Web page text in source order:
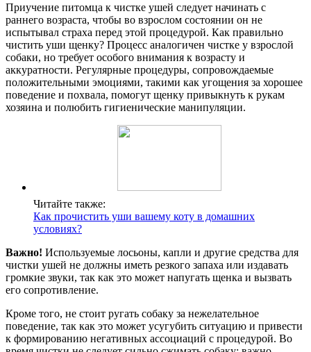
Приучение питомца к чистке ушей следует начинать с
раннего возраста, чтобы во взрослом состоянии он не
испытывал страха перед этой процедурой. Как правильно
чистить уши щенку? Процесс аналогичен чистке у взрослой
собаки, но требует особого внимания к возрасту и
аккуратности. Регулярные процедуры, сопровождаемые
положительными эмоциями, такими как угощения за хорошее
поведение и похвала, помогут щенку привыкнуть к рукам
хозяина и полюбить гигиенические манипуляции.
Читайте также:
Как прочистить уши вашему коту в домашних
условиях?
Важно! Используемые лосьоны, капли и другие средства для
чистки ушей не должны иметь резкого запаха или издавать
громкие звуки, так как это может напугать щенка и вызвать
его сопротивление.
Кроме того, не стоит ругать собаку за нежелательное
поведение, так как это может усугубить ситуацию и привести
к формированию негативных ассоциаций с процедурой. Во